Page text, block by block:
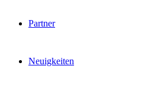
Partner
Neuigkeiten